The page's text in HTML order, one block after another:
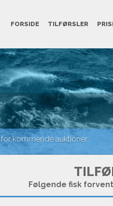
FORSIDE TILFØRSLER
for kommende auktioner
Følgende fisk